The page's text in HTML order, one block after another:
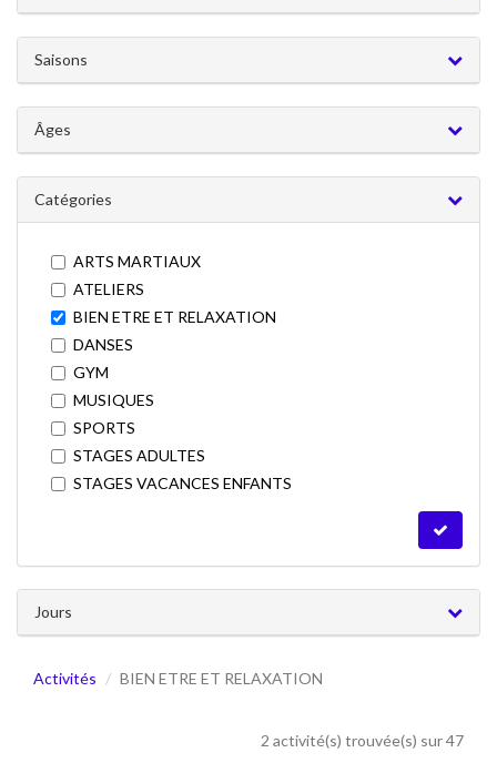
RELAXATION
Saisons
Âges
Catégories
ARTS MARTIAUX
ATELIERS
BIEN ETRE ET RELAXATION
DANSES
GYM
MUSIQUES
SPORTS
STAGES ADULTES
STAGES VACANCES ENFANTS
Jours
Activités BIEN ETRE ET RELAXATION
2 activité(s) trouvée(s) sur 47